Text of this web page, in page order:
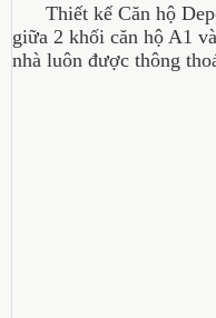
Thiết kế Căn hộ
giữa 2 khối căn hộ A1
nhà luôn được thông